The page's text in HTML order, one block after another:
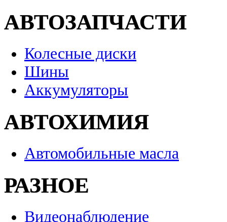
АВТОЗАПЧАСТИ
Колесные диски
Шины
Аккумуляторы
АВТОХИМИЯ
Автомобильные масла
РАЗНОЕ
Видеонаблюдение